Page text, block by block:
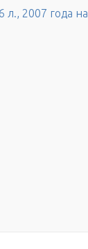
2007 года на